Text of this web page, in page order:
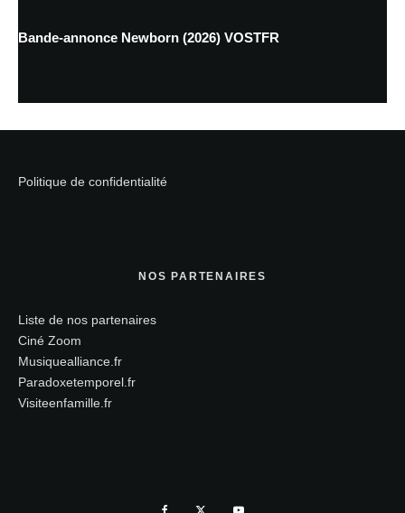
Bande-annonce Newborn (2026) VOSTFR
Politique de confidentialité
NOS PARTENAIRES
Liste de nos partenaires
Ciné Zoom
Musiquealliance.fr
Paradoxetemporel.fr
Visiteenfamille.fr